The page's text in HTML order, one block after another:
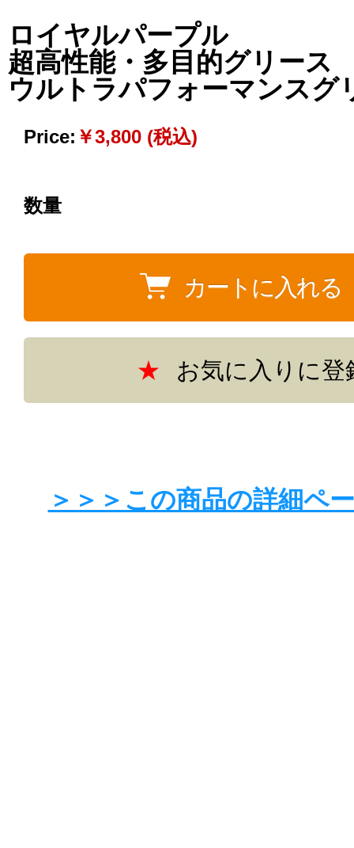
ロイヤルパープル
超高性能・多目的グリー
ウルトラパフォーマンスグ
Price: ￥3,800 (税込)
数量
お気に入りに登
＞＞＞この商品の詳細ペ